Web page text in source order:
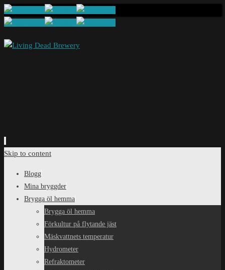
Skip to content
Blogg
Mina bryggder
Brygga öl hemma
Brygga öl hemma
Förkultur på flytande jäst
Mäskvattnets temperatur
Hydrometer
Refraktometer